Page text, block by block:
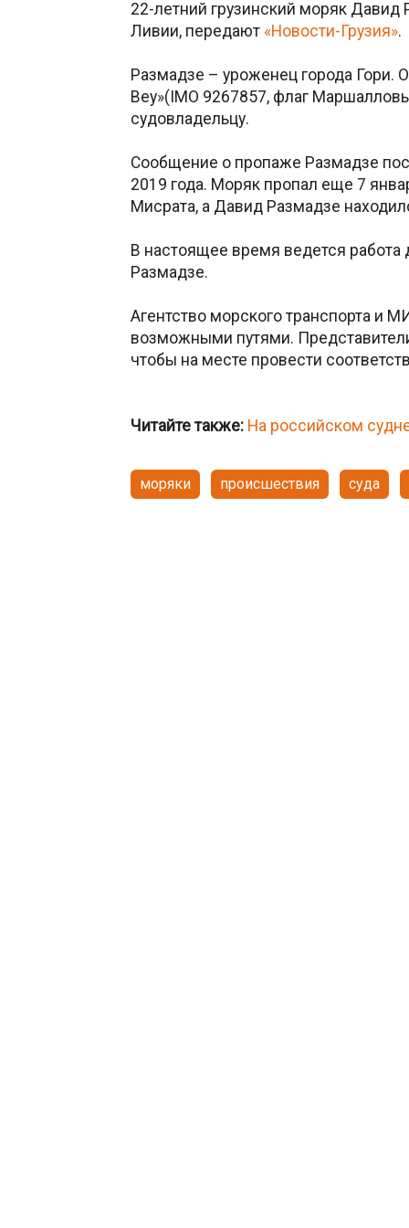
22-летний грузинский моряк Давид
Ливии, передают «Новости-Грузия».
Размадзе – уроженец города Гори.
Bey»(IMO 9267857, флаг
судовладельцу.
Сообщение о пропаже Размадзе
2019 года. Моряк пропал еще 7
Мисрата, а Давид Размадзе
В настоящее время ведется работа
Размадзе.
Агентство морского транспорта и
возможными путями.
чтобы на месте провести
Читайте также: На российском
моряки происшествия суда